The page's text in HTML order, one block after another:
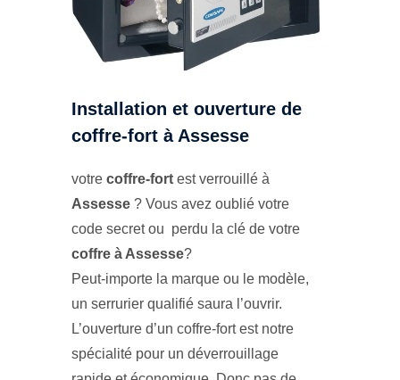
Installation et ouverture de
coffre-fort à Assesse
votre coffre-fort est verrouillé à
Assesse ? Vous avez oublié votre
code secret ou perdu la clé de votre
coffre à Assesse?
Peut-importe la marque ou le modèle,
un serrurier qualifié saura l’ouvrir.
L’ouverture d’un coffre-fort est notre
spécialité pour un déverrouillage